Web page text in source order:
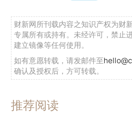
财新网所刊载内容之知识产权为财
专属所有或持有。未经许可，禁止
建立镜像等任何使用。
如有意愿转载，请发邮件至
确认及授权后，方可转载。
推荐阅读